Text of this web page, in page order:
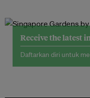
Receive the latest
Daftarkan diri untuk